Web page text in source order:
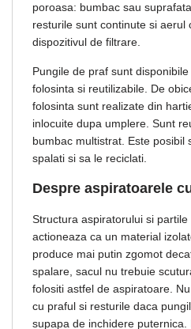
poroasa: bumbac sau
resturile sunt continute si
dispozitivul de filtrare.
Pungile de praf sunt
folosinta si reutilizabile. De
folosinta sunt realizate din
inlocuite dupa umplere. Sunt
bumbac multistrat. Este posibil
spalati si sa le reciclati.
Despre aspiratoarele
Structura aspiratorului si
actioneaza ca un material
produce mai putin zgomot
spalare, sacul nu trebuie
folositi astfel de aspiratoare.
cu praful si resturile daca
supapa de inchidere